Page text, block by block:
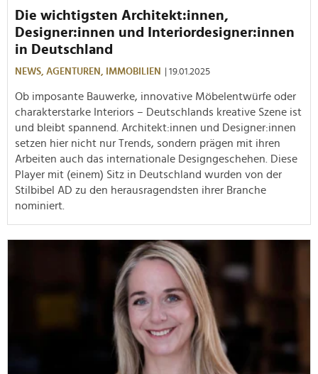
Die wichtigsten Architekt:innen,
Designer:innen und Interiordesigner:innen
in Deutschland
NEWS, AGENTUREN, IMMOBILIEN | 19.01.2025
Ob imposante Bauwerke, innovative Möbelentwürfe oder
charakterstarke Interiors – Deutschlands kreative Szene ist
und bleibt spannend. Architekt:innen und Designer:innen
setzen hier nicht nur Trends, sondern prägen mit ihren
Arbeiten auch das internationale Designgeschehen. Diese
Player mit (einem) Sitz in Deutschland wurden von der
Stilbibel AD zu den herausragendsten ihrer Branche
nominiert.